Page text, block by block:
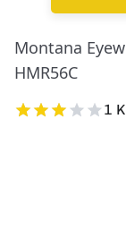
Montana
HMR56C
1